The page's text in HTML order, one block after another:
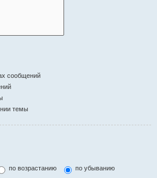
сообщений
темы
по возрастанию
по убыванию